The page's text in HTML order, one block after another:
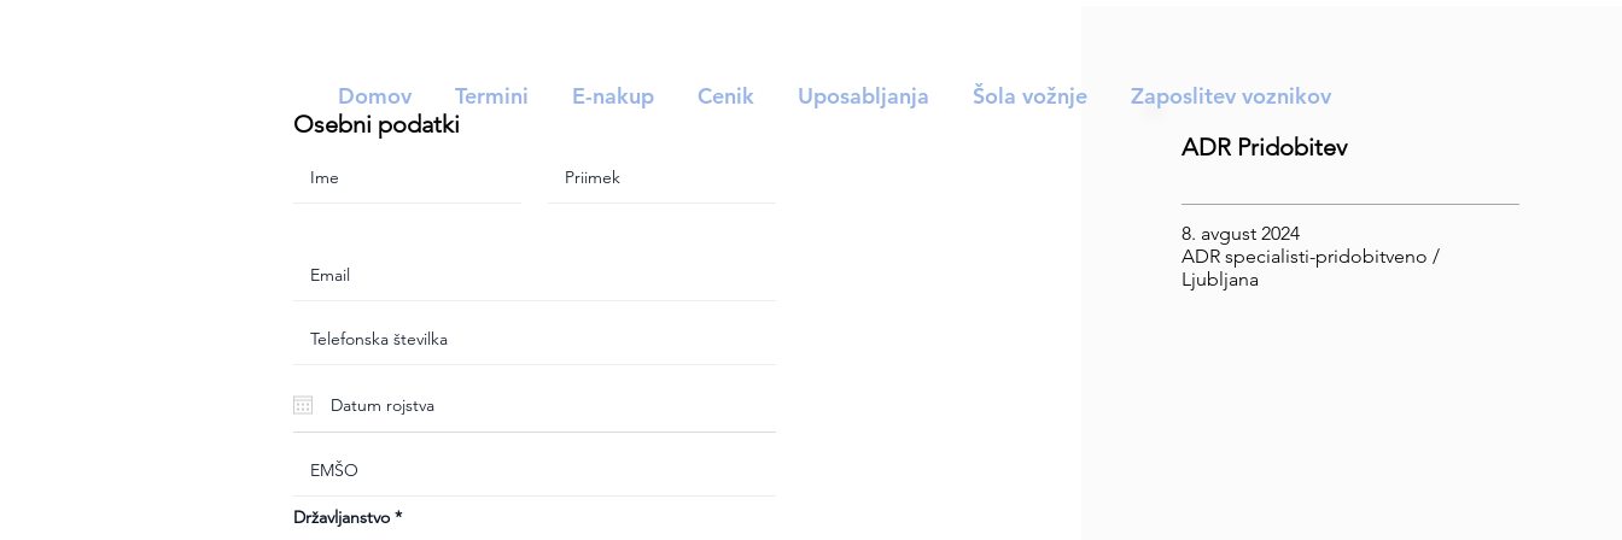
Osebni podatki
Državljanstvo
ADR Pridobitev
8. avgust 2024
ADR specialisti-pridobitveno /
Ljubljana
Domov Termini E-nakup Cenik Uposabljanja Šola vožnje Zaposlitev voznikov